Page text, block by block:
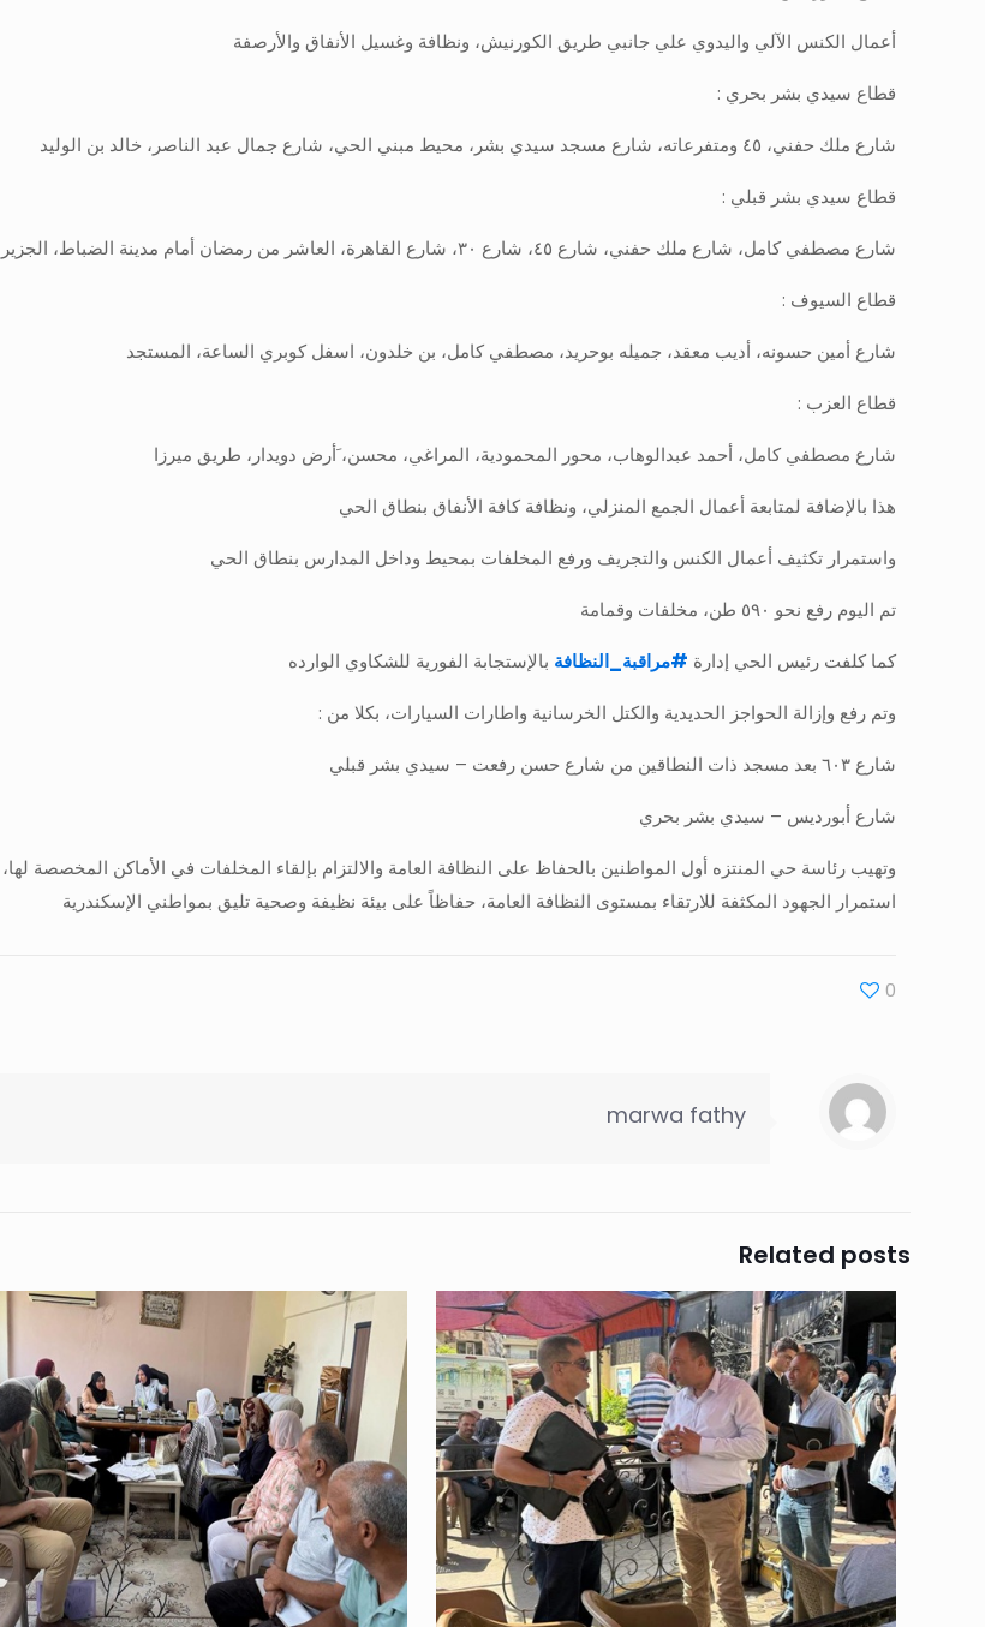
أعمال الكنس الآلي واليدوي علي جانبي طريق الكورنيش، ونظافة وغسيل الأنفاق والأرصفة
قطاع سيدي بشر بحري :
شارع ملك حفني، ٤٥ ومتفرعاته، شارع مسجد سيدي بشر، محيط مبني الحي، شارع جمال عبد الناصر، خالد بن الوليد
قطاع سيدي بشر قبلي :
شارع مصطفي كامل، شارع ملك حفني، شارع ٤٥، شارع ٣٠، شارع القاهرة، العاشر من رمضان أمام مدينة الضباط، الجزيرة الخضراء
قطاع السيوف :
شارع أمين حسونه، أديب معقد، جميله بوحريد، مصطفي كامل، بن خلدون، اسفل كوبري الساعة، المستجد
قطاع العزب :
شارع مصطفي كامل، أحمد عبدالوهاب، محور المحمودية، المراغي، محسن، َأرض دويدار، طريق ميرزا
هذا بالإضافة لمتابعة أعمال الجمع المنزلي، ونظافة كافة الأنفاق بنطاق الحي
واستمرار تكثيف أعمال الكنس والتجريف ورفع المخلفات بمحيط وداخل المدارس بنطاق الحي
تم اليوم رفع نحو ٥٩٠ طن، مخلفات وقمامة
كما كلفت رئيس الحي إدارة #مراقبة_النظافة بالإستجابة الفورية للشكاوي الوارده
وتم رفع وإزالة الحواجز الحديدية والكتل الخرسانية واطارات السيارات، بكلا من :
شارع ٦٠٣ بعد مسجد ذات النطاقين من شارع حسن رفعت – سيدي بشر قبلي
شارع أبورديس – سيدي بشر بحري
وتهيب رئاسة حي المنتزه أول المواطنين بالحفاظ على النظافة العامة والالتزام بإلقاء المخلفات في الأماكن
استمرار الجهود المكثفة للارتقاء بمستوى النظافة العامة، حفاظاً على بيئة نظيفة وصحية تليق بمواطني الإسكندرية
0
marwa fathy
Related posts